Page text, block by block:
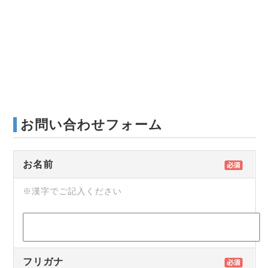
お問い合わせフォーム
お名前
※漢字でご記入ください
フリガナ